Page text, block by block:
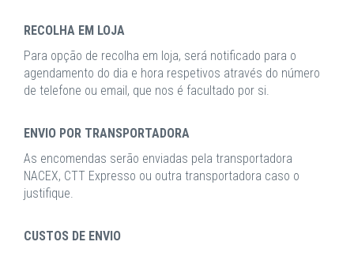
RECOLHA EM LOJA
Para opção de recolha em loja, será notificado para o
agendamento do dia e hora respetivos através do número
de telefone ou email, que nos é facultado por si.
ENVIO POR TRANSPORTADORA
As encomendas serão enviadas pela transportadora
NACEX, CTT Expresso ou outra transportadora caso o
justifique.
CUSTOS DE ENVIO